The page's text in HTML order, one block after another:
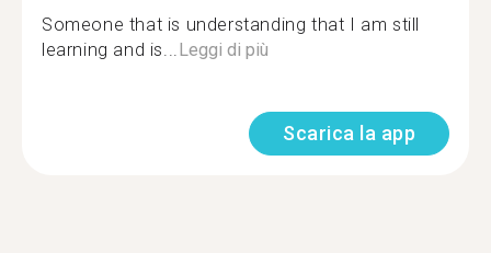
Someone that is understanding that I am still
learning and is...Leggi di più
Scarica la app